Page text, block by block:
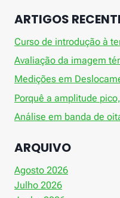
ARTIGOS
Curso de introdução à
Avaliação da imagem
Medições em
Porquê a amplitude
Análise em banda de
ARQUIVO
Agosto 2026
Julho 2026